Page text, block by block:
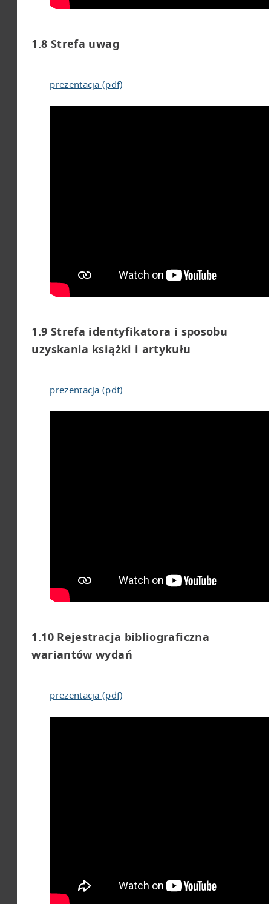
1.8 Strefa uwag
prezentacja (pdf)
1.9 Strefa identyfikatora i sposobu
uzyskania książki i artykułu
prezentacja (pdf)
1.10 Rejestracja bibliograficzna
wariantów wydań
prezentacja (pdf)